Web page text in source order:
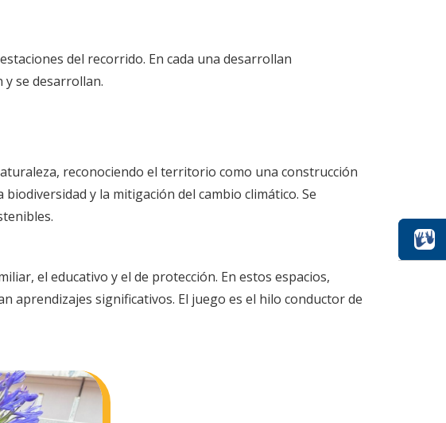
del recorrido. En cada una desarrollan
y se desarrollan.
reconociendo el territorio como una construcción
y la mitigación del cambio climático. Se
el educativo y el de protección. En estos espacios,
aprendizajes significativos. El juego es el hilo conductor de